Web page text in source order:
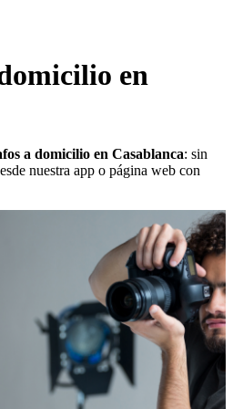
en
a domicilio en Casablanca: sin
nuestra app o página web con